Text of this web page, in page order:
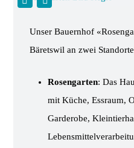
Unser Bauernhof
Bäretswil an zwei
Rosengarten: Das
mit Küche, Essraum,
Garderobe,